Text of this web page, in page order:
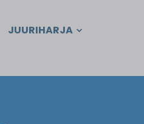
JUURIHARJA